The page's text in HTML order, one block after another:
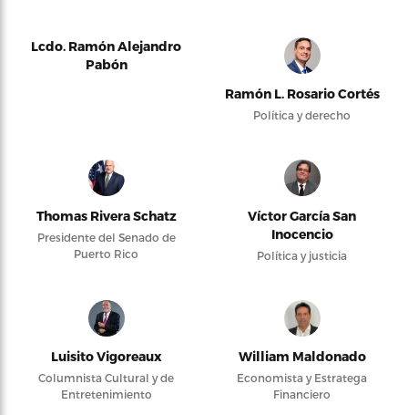
Lcdo. Ramón Alejandro
Pabón
Ramón L. Rosario Cortés
Política y derecho
Thomas Rivera Schatz
Presidente del Senado de
Puerto Rico
Víctor García San
Inocencio
Política y justicia
Luisito Vigoreaux
Columnista Cultural y de
Entretenimiento
William Maldonado
Economista y Estratega
Financiero